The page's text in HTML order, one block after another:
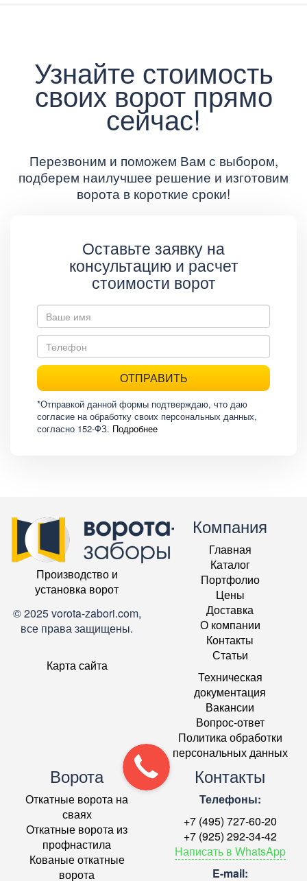
Узнайте стоимость
своих ворот прямо
сейчас!
Перезвоним и поможем Вам с выбором,
подберем наилучшее решение и изготовим
ворота в короткие сроки!
Оставьте заявку на
консультацию и расчет
стоимости ворот
ОТПРАВИТЬ
*Отправкой данной формы подтверждаю, что даю
согласие на обработку своих персональных данных,
согласно 152-ФЗ. Подробнее
Производство и
установка ворот
© 2025 vorota-zabori.com,
все права защищены.
Карта сайта
Компания
Главная
Каталог
Портфолио
Цены
Доставка
О компании
Контакты
Статьи
Техническая
документация
Вакансии
Вопрос-ответ
Политика обработки
персональных данных
Ворота
Откатные ворота на
сваях
Откатные ворота из
профнастила
Кованые откатные
ворота
Контакты
Телефоны:
+7 (495) 727-60-20
+7 (925) 292-34-42
Написать в WhatsApp
E-mail: